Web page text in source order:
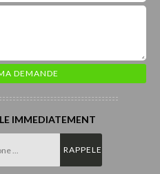
IMMEDIATEMENT